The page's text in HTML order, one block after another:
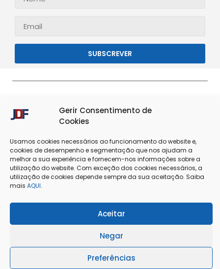
Gerir Consentimento de
Cookies
Usamos cookies necessários ao funcionamento do website e,
cookies de desempenho e segmentação que nos ajudam a
melhor a sua experiência e fornecem-nos informações sobre a
utilização do website. Com exceção dos cookies necessários, a
utilização de cookies depende sempre da sua aceitação. Saiba
mais AQUI.
Aceitar
Negar
Preferências
SUBSCREVER
Termos & Condições
Política de Privacidade
Política de Cookies
Livro de Reclamações
@Copyright 2025 - J. Dias Ferreira Lda